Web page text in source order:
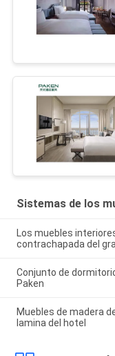
Sistemas de los
Los muebles
contrachapada del
Conjunto de
Paken
Muebles de madera
lamina del hotel